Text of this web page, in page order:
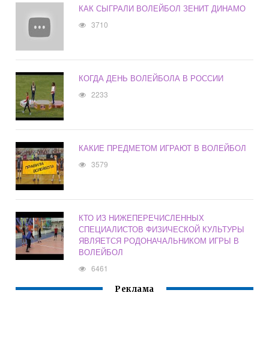
КАК СЫГРАЛИ ВОЛЕЙБОЛ ЗЕНИТ ДИНАМО
3710
КОГДА ДЕНЬ ВОЛЕЙБОЛА В РОССИИ
2233
КАКИЕ ПРЕДМЕТОМ ИГРАЮТ В ВОЛЕЙБОЛ
3579
КТО ИЗ НИЖЕПЕРЕЧИСЛЕННЫХ
СПЕЦИАЛИСТОВ ФИЗИЧЕСКОЙ КУЛЬТУРЫ
ЯВЛЯЕТСЯ РОДОНАЧАЛЬНИКОМ ИГРЫ В
ВОЛЕЙБОЛ
6461
Реклама